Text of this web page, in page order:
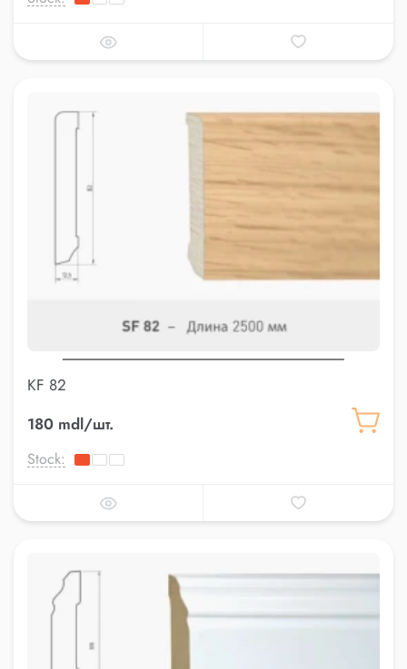
KF 82
180 mdl/шт.
Stock: